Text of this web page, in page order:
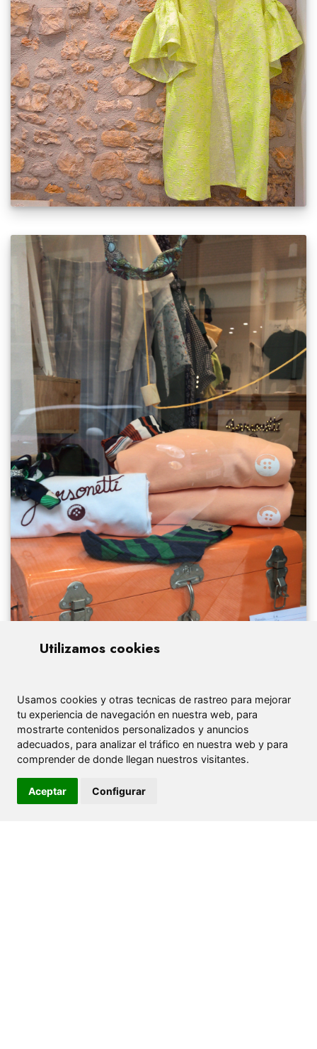
Utilizamos cookies
Usamos cookies y otras tecnicas de rastreo para mejorar
tu experiencia de navegación en nuestra web, para
mostrarte contenidos personalizados y anuncios
adecuados, para analizar el tráfico en nuestra web y para
comprender de donde llegan nuestros visitantes.
Aceptar Configurar